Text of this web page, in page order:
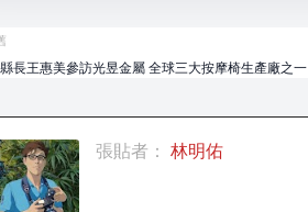
長王惠美參訪光昱金屬 全球三大按摩椅生產廠之一
張貼者： 林明佑